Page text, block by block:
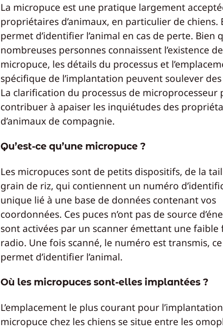
La micropuce est une pratique largement
propriétaires d’animaux, en particulier de chiens.
permet d’identifier l’animal en cas de perte. Bien
nombreuses personnes connaissent l’existence
micropuce, les détails du processus et
spécifique de l’implantation peuvent soulever
La clarification du processus de microprocesseur
contribuer à apaiser les inquiétudes des
d’animaux de compagnie.
Qu’est-ce qu’une micropuce ?
Les micropuces sont de petits dispositifs, de la
grain de riz, qui contiennent un numéro
unique lié à une base de données contenant vos
coordonnées. Ces puces n’ont pas de source
sont activées par un scanner émettant une faible
radio. Une fois scanné, le numéro est transmis,
permet d’identifier l’animal.
Où les micropuces sont-elles implantées ?
L’emplacement le plus courant pour l’implantation
micropuce chez les chiens se situe entre les